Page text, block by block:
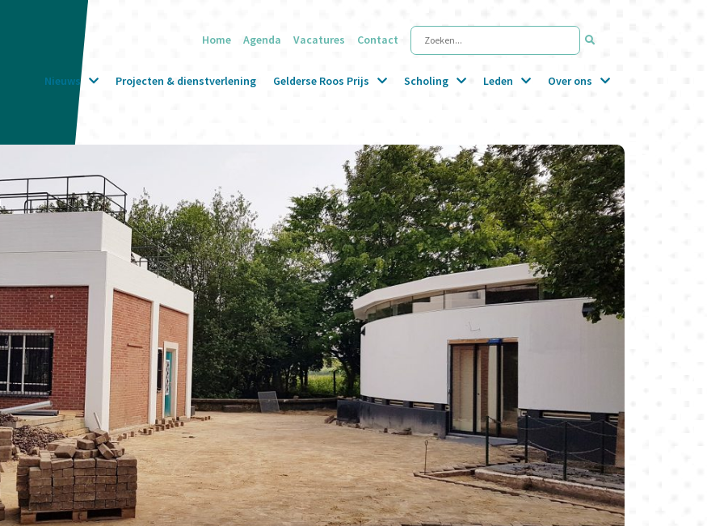
Home Agenda Vacatures Contact Zoeken...
Nieuws Projecten & dienstverlening Gelderse Roos Prijs Scholing Leden Over ons